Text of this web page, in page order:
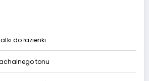
do łazienki
tonu